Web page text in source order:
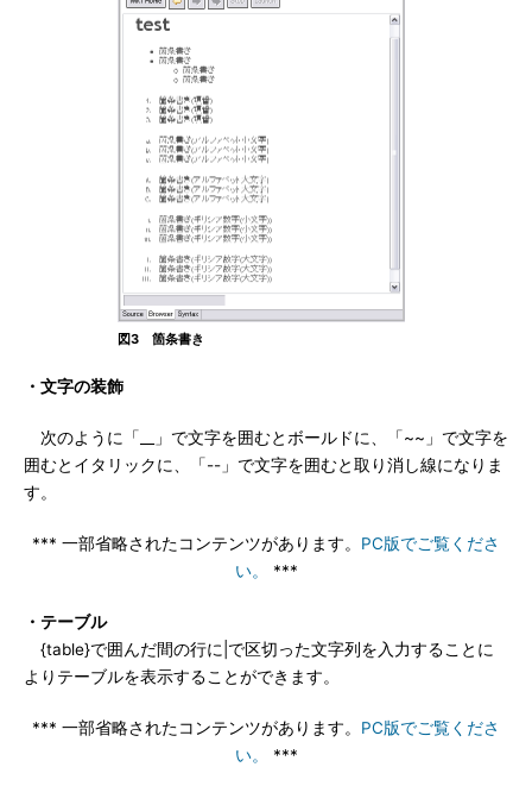
図3 箇条書き
・文字の装飾
次のように「__」で文字を囲むとボールドに、「~~」で文字を
囲むとイタリックに、「--」で文字を囲むと取り消し線になりま
す。
*** 一部省略されたコンテンツがあります。 PC版でご覧くださ
い。
***
・テーブル
{table}で囲んだ間の行に|で区切った文字列を入力することに
よりテーブルを表示することができます。
*** 一部省略されたコンテンツがあります。 PC版でご覧くださ
い。
***